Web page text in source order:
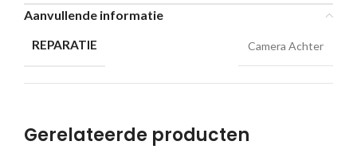
Aanvullende informatie
REPARATIE Camera Achter
Gerelateerde producten